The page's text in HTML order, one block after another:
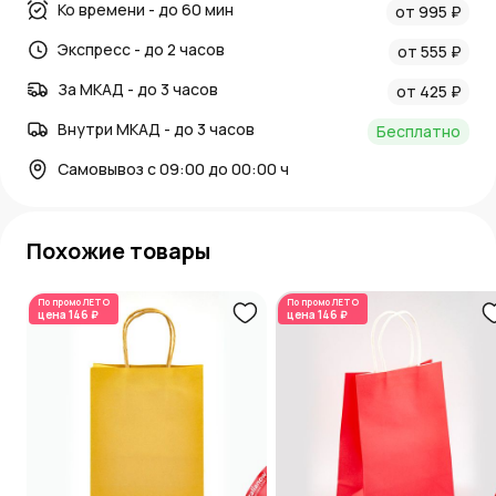
Ко времени - до 60 мин
от 995 ₽
Экспресс - до 2 часов
от 555 ₽
За МКАД - до 3 часов
от 425 ₽
Внутри МКАД - до 3 часов
Бесплатно
Самовывоз с 09:00 до 00:00 ч
Похожие товары
По промоЛЕТО
цена 146 ₽
По промоЛЕТО
цена 146 ₽